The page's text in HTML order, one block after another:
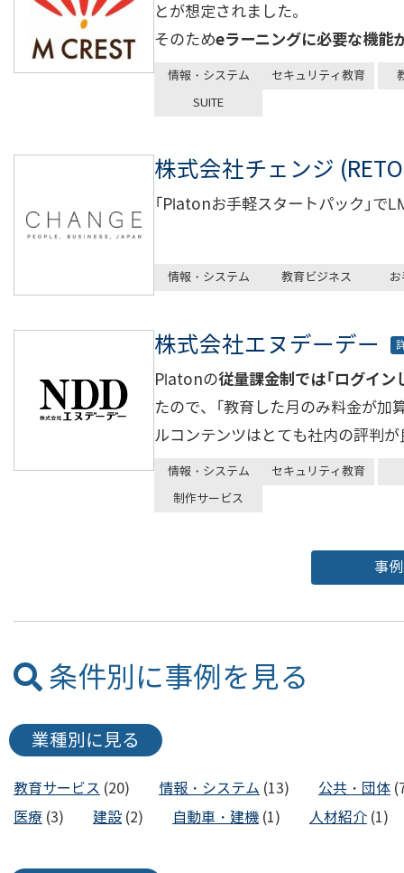
とが想定されました。
そのためeラーニングに必要な機能
情報・システム セキュリティ教育
SUITE
株式会社チェンジ
「Platonお手軽スタートパック」で
情報・システム 教育ビジネス
株式会社エヌデーデー
Platonの従量課金制では「ログイン
たので、「教育した月のみ料金が
ルコンテンツはとても社内の評判が
情報・システム
セキュリティ教育
制作サービス
事
条件別に事例を見る
業種別に見る
教育サービス (20) 情報・システム (13) 公共・団体
医療 (3) 建設(2) 自動車・建機(1) 人材紹介(1)